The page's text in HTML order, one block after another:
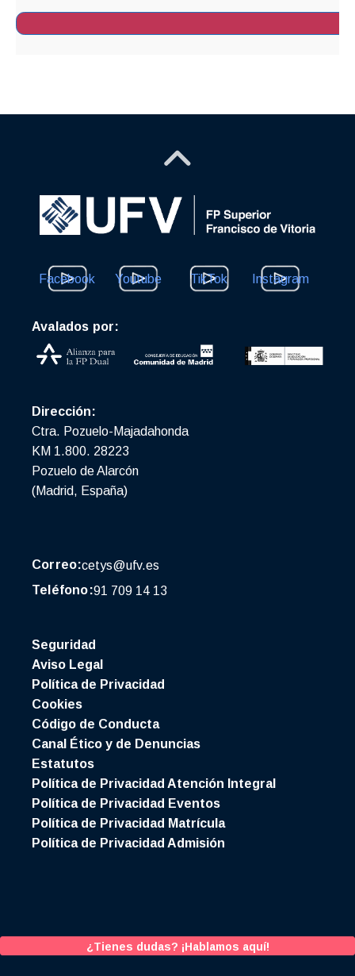
Facebook Youtube TikTok Instagram
Avalados por:
Dirección:
Ctra. Pozuelo-Majadahonda
KM 1.800. 28223
Pozuelo de Alarcón
(Madrid, España)
Correo:cetys@ufv.es
Teléfono:91 709 14 13
Seguridad
Aviso Legal
Política de Privacidad
Cookies
Código de Conducta
Canal Ético y de Denuncias
Estatutos
Política de Privacidad Atención Integral
Política de Privacidad Eventos
Política de Privacidad Matrícula
Política de Privacidad Admisión
¿Tienes dudas? ¡Hablamos aquí!